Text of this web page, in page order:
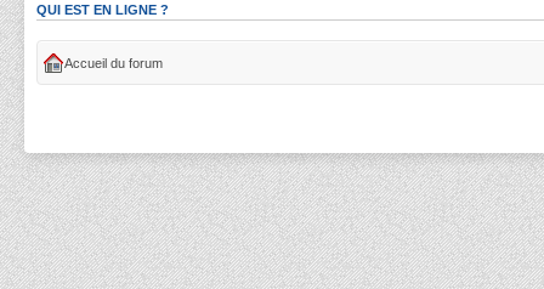
QUI EST EN LIGNE ?
Accueil du forum